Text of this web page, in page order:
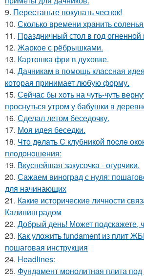
9. Перестаньте покупать чеснок!
10. Сколько времени хранить
11. Праздничный стол в год
12. Жаркое с рёбрышками.
13. Картошка фри в духовке.
14. Дачникам в помощь классная
которая принимает любую форму.
15. Сейчас бы хоть на чуть-чуть
проснуться утром у бабушки в
16. Сделал летом беседочку.
17. Моя идея беседки.
18. Чтo дeлaть C клубникoй пocлe
плoдoнoшeния:
19. Вкуснейшая закусочка - огурчики.
20. Сажаем виноград с нуля:
для начинающих
21. Какие исторические личности
Калининградом
22. Добрый день! Может подскажете,
23. Как уложить fundament из плит
пошаговая инструкция
24. Headlines:
25. Фундамент монолитная плита